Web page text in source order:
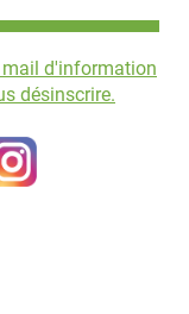
mail d'information
désinscrire.